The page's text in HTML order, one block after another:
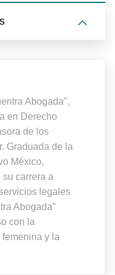
Abogada",
en Derecho
de los
Graduada de la
México,
carrera a
legales
Abogada"
con la
y la